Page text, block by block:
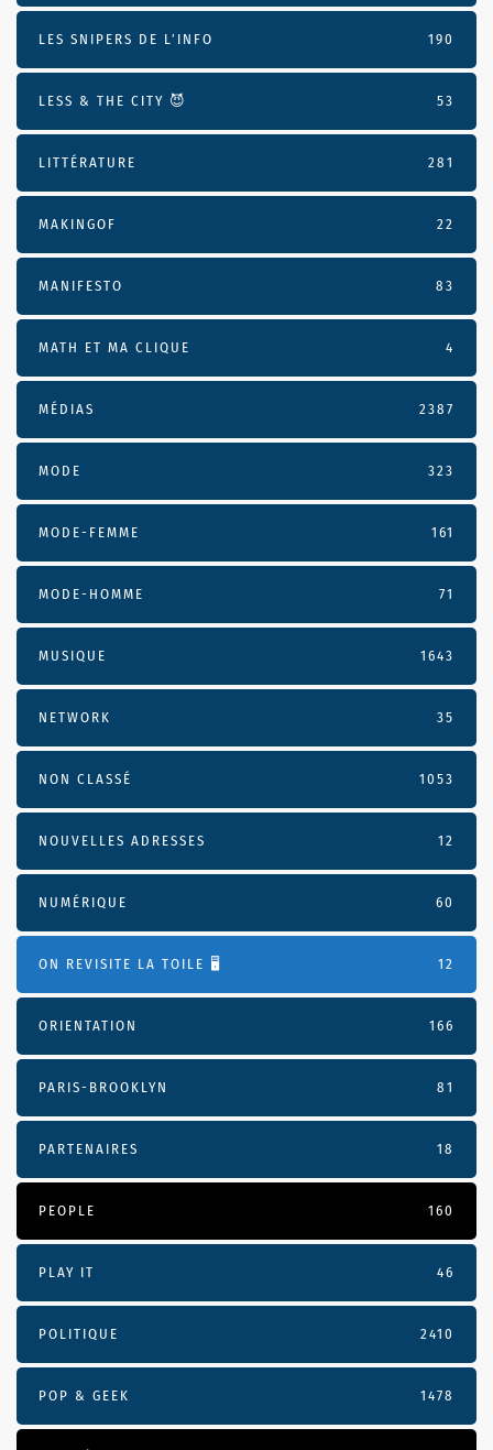
LES SNIPERS DE L’INFO 190
LESS & THE CITY 😈 53
LITTÉRATURE 281
MAKINGOF 22
MANIFESTO 83
MATH ET MA CLIQUE 4
MÉDIAS 2387
MODE 323
MODE-FEMME 161
MODE-HOMME 71
MUSIQUE 1643
NETWORK 35
NON CLASSÉ 1053
NOUVELLES ADRESSES 12
NUMÉRIQUE 60
ON REVISITE LA TOILE 🖥️ 12
ORIENTATION 166
PARIS-BROOKLYN 81
PARTENAIRES 18
PEOPLE 160
PLAY IT 46
POLITIQUE 2410
POP & GEEK 1478